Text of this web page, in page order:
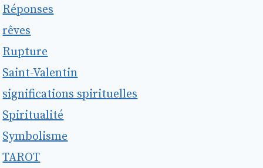
Réponses
rêves
Rupture
Saint-Valentin
significations spirituelles
Spiritualité
Symbolisme
TAROT